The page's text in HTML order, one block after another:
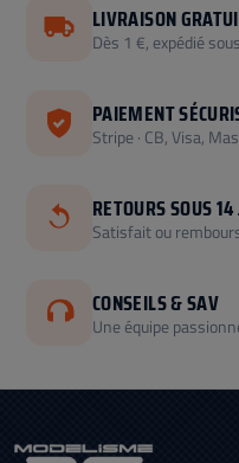
LIVRAISON
Dès 1 €, expédié
PAIEMENT
Stripe · CB, Visa,
RETOURS SOUS 14
Satisfait ou
CONSEILS & SAV
Une équipe